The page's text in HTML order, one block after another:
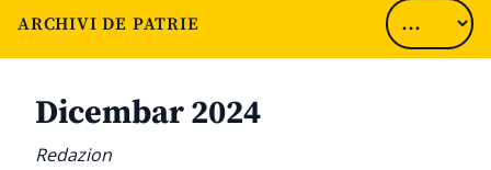
ARCHIVI DE PATRIE
Dicembar 2024
Redazion